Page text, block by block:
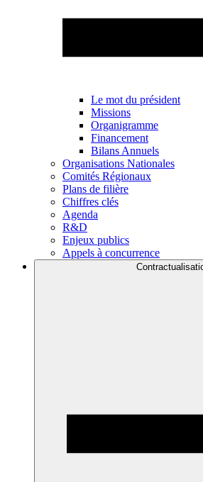
Le mot du président
Missions
Organigramme
Financement
Bilans Annuels
Organisations Nationales
Comités Régionaux
Plans de filière
Chiffres clés
Agenda
R&D
Enjeux publics
Appels à concurrence